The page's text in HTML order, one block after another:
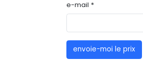
e-mail *
envoie-moi le prix